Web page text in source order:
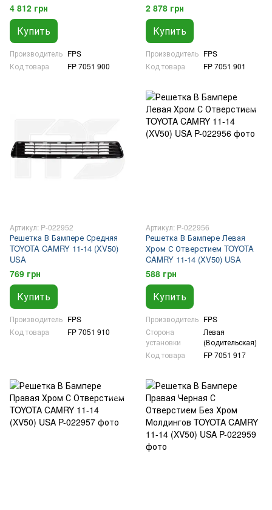
4 812 грн
Купить
Производитель FPS
Код товара
FP 7051 900
2 878 грн
Купить
Производитель FPS
Код товара
FP 7051 901
Артикул: P-022952
Решетка В Бампере Средняя
TOYOTA CAMRY 11-14 (XV50)
USA
769 грн
Купить
Производитель FPS
Код товара
FP 7051 910
Артикул: P-022956
Решетка В Бампере Левая
Хром С Отверстием TOYOTA
CAMRY 11-14 (XV50) USA
588 грн
Купить
Производитель FPS
Сторона
установки
Левая
(Водительская)
Код товара
FP 7051 917